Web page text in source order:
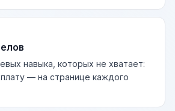
навыка, которых не хватает:
— на странице каждого